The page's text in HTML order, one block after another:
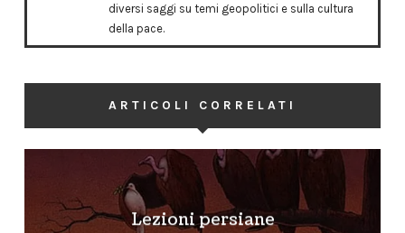
diversi saggi su temi geopolitici e sulla cultura
della pace.
ARTICOLI CORRELATI
Lezioni persiane